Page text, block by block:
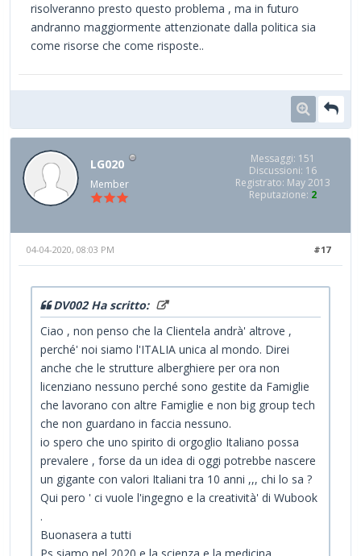
risolveranno presto questo problema , ma in futuro
andranno maggiormente attenzionate dalla politica sia
come risorse che come risposte..
LG020
Member
Messaggi: 151
Discussioni: 16
Registrato: May 2013
Reputazione: 2
#17
04-04-2020, 08:03 PM
DV002 Ha scritto:
Ciao , non penso che la Clientela andrà' altrove ,
perché' noi siamo l'ITALIA unica al mondo. Direi
anche che le strutture alberghiere per ora non
licenziano nessuno perché sono gestite da Famiglie
che lavorano con altre Famiglie e non big group tech
che non guardano in faccia nessuno.
io spero che uno spirito di orgoglio Italiano possa
prevalere , forse da un idea di oggi potrebbe nascere
un gigante con valori Italiani tra 10 anni ,,, chi lo sa ?
Qui pero ' ci vuole l'ingegno e la creatività' di Wubook
.
Buonasera a tutti